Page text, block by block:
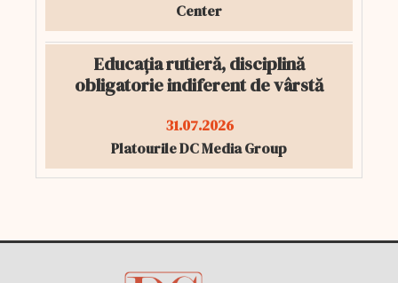
Center
Educația rutieră, disciplină
obligatorie indiferent de vârstă
31.07.2026
Platourile DC Media Group